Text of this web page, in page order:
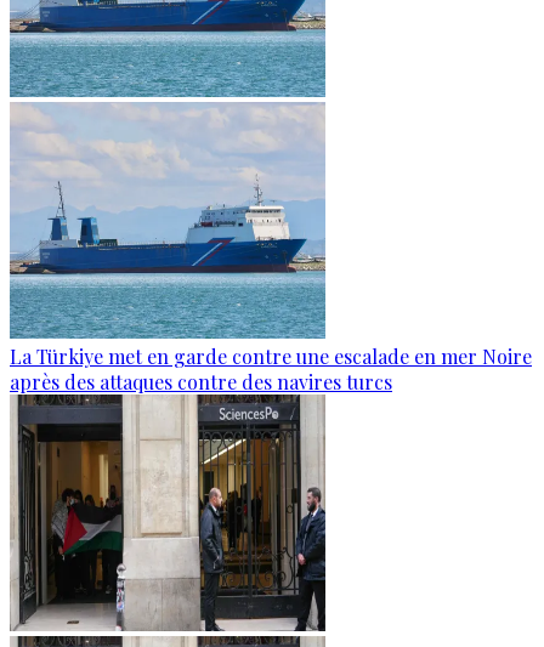
La Türkiye met en garde contre une escalade en mer Noire
après des attaques contre des navires turcs